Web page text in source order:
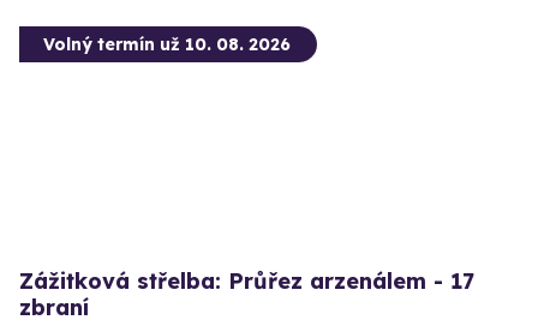
Volný termín už 10. 08. 2026
Zážitková střelba: Průřez arzenálem - 17
zbraní